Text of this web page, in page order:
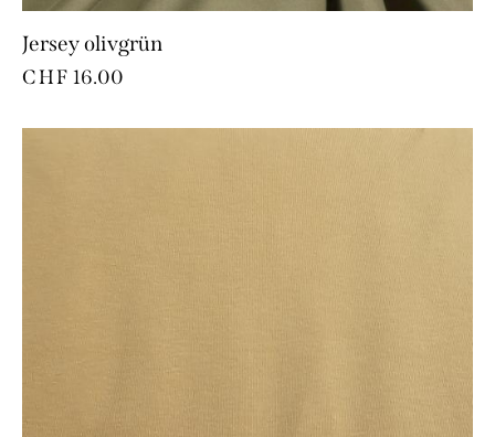
Jersey olivgrün
CHF 16.00